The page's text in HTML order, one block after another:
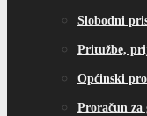
Slobodni
Pritužbe,
Općinski
Proračun za